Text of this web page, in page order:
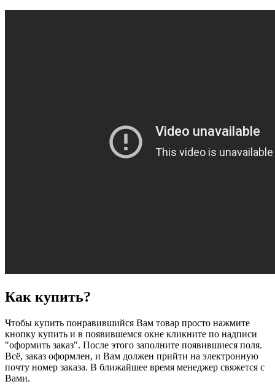
Как купить?
Чтобы купить понравившийся Вам товар просто нажмите
кнопку купить и в появившемся окне кликните по надписи
"оформить заказ". После этого заполните появившиеся поля.
Всё, заказ оформлен, и Вам должен прийти на электронную
почту номер заказа. В ближайшее время менеджер свяжется с
Вами.